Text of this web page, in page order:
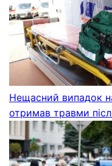
Нещасний випадок
отримав травми